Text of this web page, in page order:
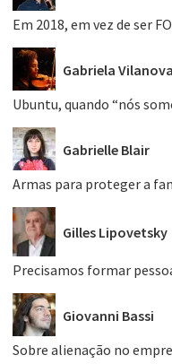
Em 2018, em vez de ser
Gabriela Vilanova
Ubuntu, quando “nós
Gabrielle Blair
Armas para proteger a
Gilles Lipovetsky
Precisamos formar
Giovanni Bassi
Sobre alienação no